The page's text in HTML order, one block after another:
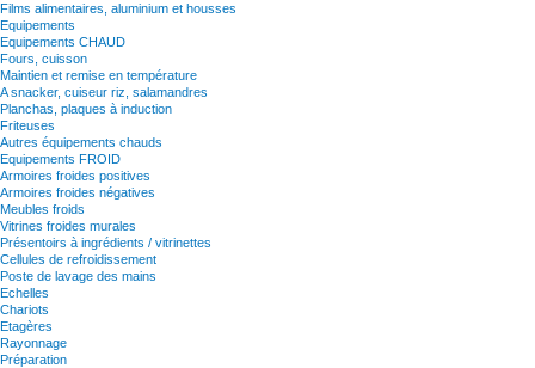
Films alimentaires, aluminium et housses
Equipements
Equipements CHAUD
Fours, cuisson
Maintien et remise en température
A snacker, cuiseur riz, salamandres
Planchas, plaques à induction
Friteuses
Autres équipements chauds
Equipements FROID
Armoires froides positives
Armoires froides négatives
Meubles froids
Vitrines froides murales
Présentoirs à ingrédients / vitrinettes
Cellules de refroidissement
Poste de lavage des mains
Echelles
Chariots
Etagères
Rayonnage
Préparation